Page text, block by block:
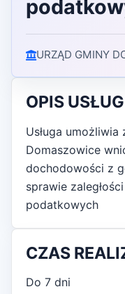
URZĄD GMINY
OPIS
Usługa umożliwia
Domaszowice
dochodowości z
sprawie
podatkowych
CZAS
Do 7 dni